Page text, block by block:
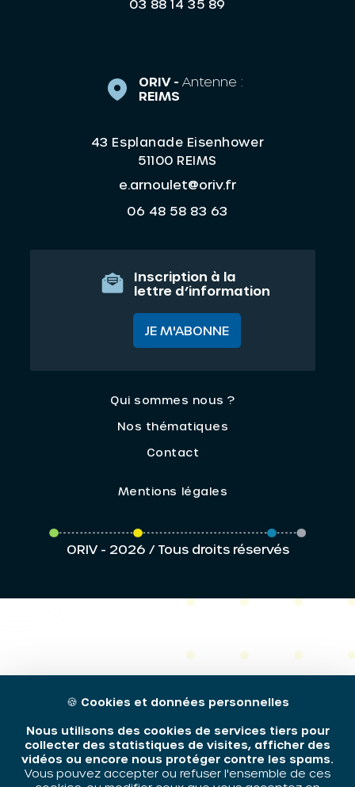
03 88 14 35 89
ORIV - Antenne :
REIMS
43 Esplanade Eisenhower
51100 REIMS
e.arnoulet@oriv.fr
06 48 58 83 63
Inscription à la
lettre d’information
JE M'ABONNE
Qui sommes nous ?
Nos thématiques
Contact
Mentions légales
ORIV - 2026 / Tous droits réservés
🍪 Cookies et données personnelles
Nous utilisons des cookies de services tiers pour
collecter des statistiques de visites, afficher des
vidéos ou encore nous protéger contre les spams.
Vous pouvez accepter ou refuser l'ensemble de ces